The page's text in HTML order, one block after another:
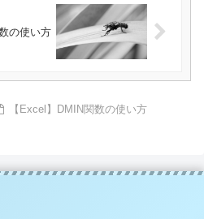
の使い方
【Excel】DMIN関数の使い方